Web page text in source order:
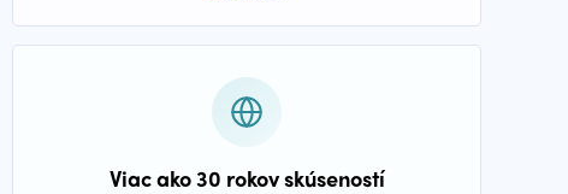
Viac ako 30 rokov skúseností